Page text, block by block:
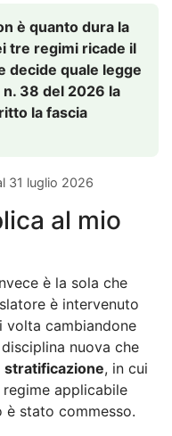
è quanto dura la
tre regimi ricade il
decide quale legge
n. 38 del 2026 la
la fascia
31 luglio 2026
al mio
è la sola che
è intervenuto
volta cambiandone
nuova che
stratificazione, in cui
applicabile
stato commesso.